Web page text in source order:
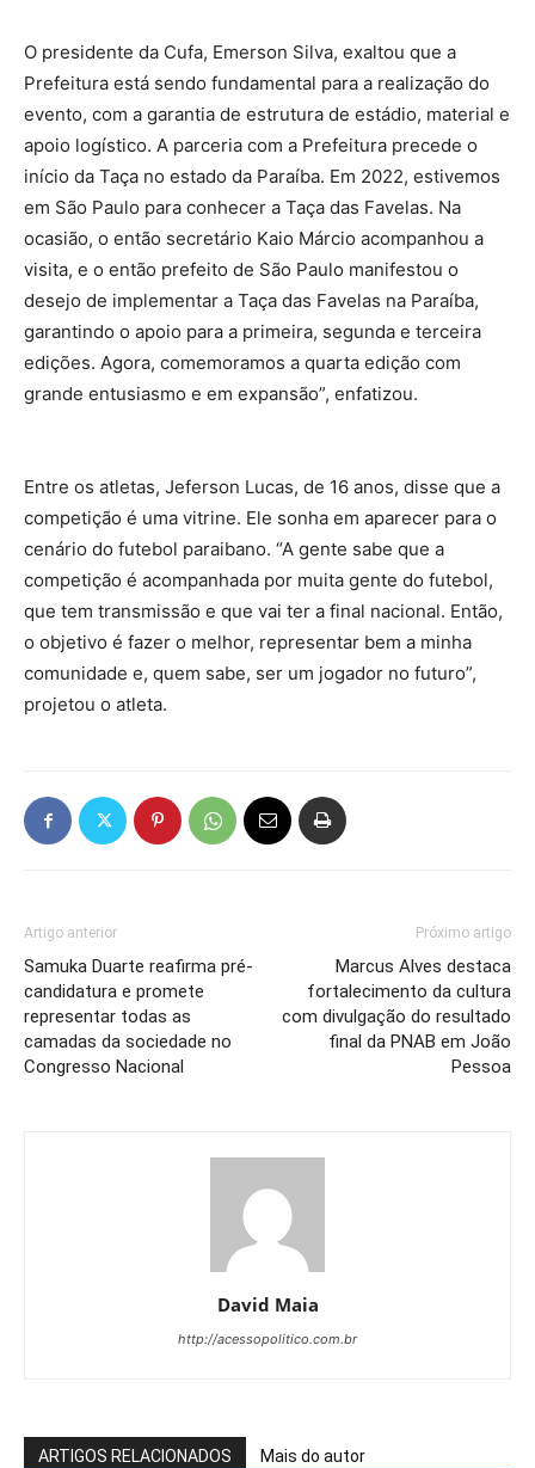
O presidente da Cufa, Emerson Silva, exaltou que a
Prefeitura está sendo fundamental para a realização do
evento, com a garantia de estrutura de estádio, material e
apoio logístico. A parceria com a Prefeitura precede o
início da Taça no estado da Paraíba. Em 2022, estivemos
em São Paulo para conhecer a Taça das Favelas. Na
ocasião, o então secretário Kaio Márcio acompanhou a
visita, e o então prefeito de São Paulo manifestou o
desejo de implementar a Taça das Favelas na Paraíba,
garantindo o apoio para a primeira, segunda e terceira
edições. Agora, comemoramos a quarta edição com
grande entusiasmo e em expansão”, enfatizou.
Entre os atletas, Jeferson Lucas, de 16 anos, disse que a
competição é uma vitrine. Ele sonha em aparecer para o
cenário do futebol paraibano. “A gente sabe que a
competição é acompanhada por muita gente do futebol,
que tem transmissão e que vai ter a final nacional. Então,
o objetivo é fazer o melhor, representar bem a minha
comunidade e, quem sabe, ser um jogador no futuro”,
projetou o atleta.
Artigo anterior
Samuka Duarte reafirma pré-
candidatura e promete
representar todas as
camadas da sociedade no
Congresso Nacional
Próximo artigo
Marcus Alves destaca
fortalecimento da cultura
com divulgação do resultado
final da PNAB em João
Pessoa
David Maia
http://acessopolitico.com.br
ARTIGOS RELACIONADOS Mais do autor